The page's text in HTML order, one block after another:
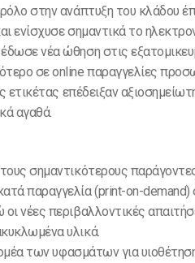
στην ανάπτυξη του κλάδου
ενίσχυσε σημαντικά το
νέα ώθηση στις
σε online παραγγελίες
ετικέτας επέδειξαν
αγαθά.
σημαντικότερους
παραγγελία (print-on-
νέες περιβαλλοντικές
υλικά.
των υφασμάτων για